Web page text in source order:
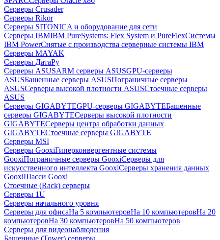
Серверы Crusader
Серверы Rikor
Серверы SITONICA и оборудование для сети
Серверы IBMIBM PureSystems: Flex System и PureFlexСистемы
IBM PowerСнятые с производства серверные системы IBM
Серверы MAYAK
Серверы ДатаРу
Серверы ASUSARM серверы ASUSGPU-серверы
ASUSБашенные серверы ASUSПограничные серверы
ASUSСерверы высокой плотности ASUSСтоечные серверы
ASUS
Серверы GIGABYTEGPU-серверы GIGABYTEБашенные
серверы GIGABYTEСерверы высокой плотности
GIGABYTEСерверы центра обработки данных
GIGABYTEСтоечные серверы GIGABYTE
Серверы MSI
Серверы GooxiГиперконвергентные системы
GooxiПограничные серверы GooxiСерверы для
искусственного интеллекта GooxiСерверы хранения данных
GooxiШасси Gooxi
Стоечные (Rack) серверы
Серверы 1U
Серверы начального уровня
Серверы для офисаНа 5 компьютеровНа 10 компьютеровНа 20
компьютеровНа 30 компьютеровНа 50 компьютеров
Серверы для видеонаблюдения
Башенные (Tower) серверы